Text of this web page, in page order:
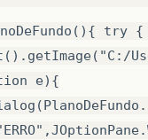
try {
e){